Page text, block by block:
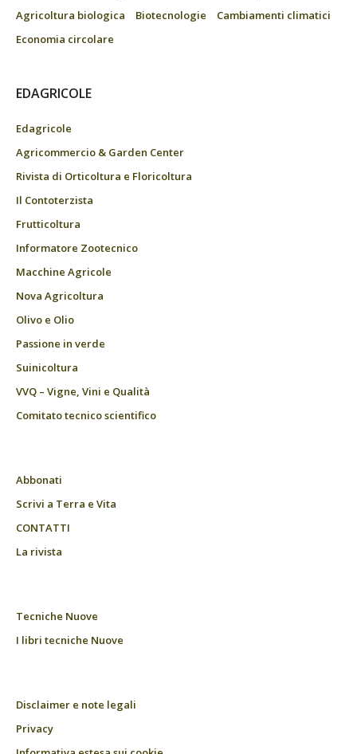
Agricoltura biologica
Biotecnologie
Cambiamenti climatici
Economia circolare
EDAGRICOLE
Edagricole
Agricommercio & Garden Center
Rivista di Orticoltura e Floricoltura
Il Contoterzista
Frutticoltura
Informatore Zootecnico
Macchine Agricole
Nova Agricoltura
Olivo e Olio
Passione in verde
Suinicoltura
VVQ – Vigne, Vini e Qualità
Comitato tecnico scientifico
Abbonati
Scrivi a Terra e Vita
CONTATTI
La rivista
Tecniche Nuove
I libri tecniche Nuove
Disclaimer e note legali
Privacy